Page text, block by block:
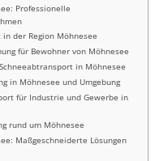
Professionelle
der Region Möhnesee
für Bewohner von Möhnesee
in Möhnesee
in Möhnesee und Umgebung
für Industrie und Gewerbe in
rund um Möhnesee
Maßgeschneiderte Lösungen